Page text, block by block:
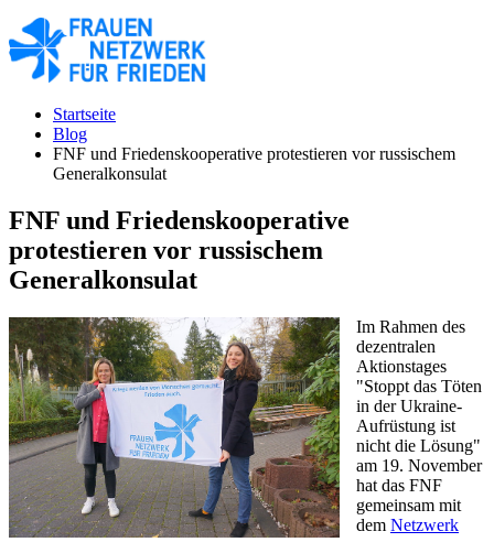
Startseite
Blog
FNF und Friedenskooperative protestieren vor russischem
Generalkonsulat
FNF und Friedenskooperative
protestieren vor russischem
Generalkonsulat
Im Rahmen des
dezentralen
Aktionstages
"Stoppt das Töten
in der Ukraine-
Aufrüstung ist
nicht die Lösung"
am 19. November
hat das FNF
gemeinsam mit
dem Netzwerk